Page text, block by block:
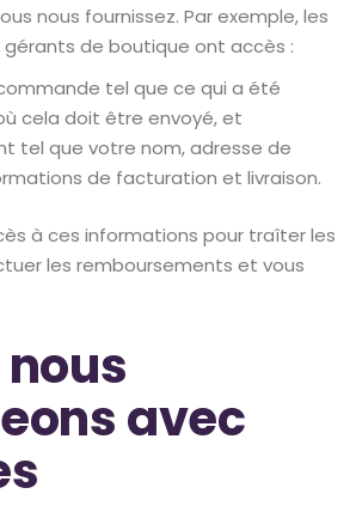
nous fournissez. Par exemple, les
de boutique ont accès :
tel que ce qui a été
cela doit être envoyé, et
tel que votre nom, adresse de
de facturation et livraison.
à ces informations pour traîter les
les remboursements et vous
avec